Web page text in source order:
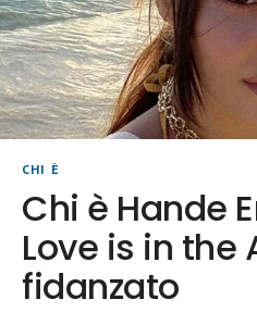
CHI È
Chi è Hande
Love is in the
fidanzato